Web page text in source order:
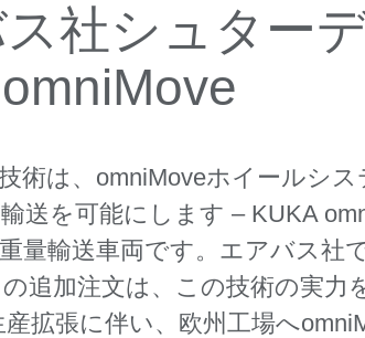
社シュター
術は、omniMoveホイールシ
送を可能にします – KUKA
量輸送車両です。エアバス社
追加注文は、この技術の実
拡張に伴い、欧州工場へ